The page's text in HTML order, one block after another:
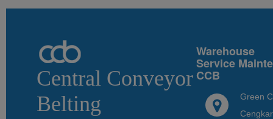
Central Conveyor
Belting
Warehouse
Service
CCB
Green